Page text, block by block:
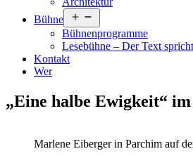
Bühne
öffnen
Bühnenprogramme
Lesebühne – Der Text
Kontakt
Wer
„Eine halbe Ewigkeit“
Marlene Eiberger in Parchim auf